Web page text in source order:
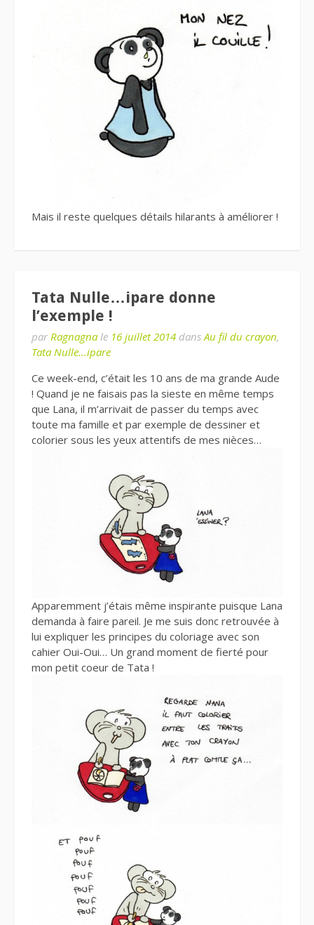
Mais il reste quelques détails hilarants à améliorer !
Tata Nulle…ipare donne
l’exemple !
par Ragnagna le 16 juillet 2014 dansAu fil du crayon,
Tata Nulle...ipare
Ce week-end, c’était les 10 ans de ma grande Aude
! Quand je ne faisais pas la sieste en même temps
que Lana, il m’arrivait de passer du temps avec
toute ma famille et par exemple de dessiner et
colorier sous les yeux attentifs de mes nièces…
Apparemment j’étais même inspirante puisque Lana
demanda à faire pareil. Je me suis donc retrouvée à
lui expliquer les principes du coloriage avec son
cahier Oui-Oui… Un grand moment de fierté pour
mon petit coeur de Tata !